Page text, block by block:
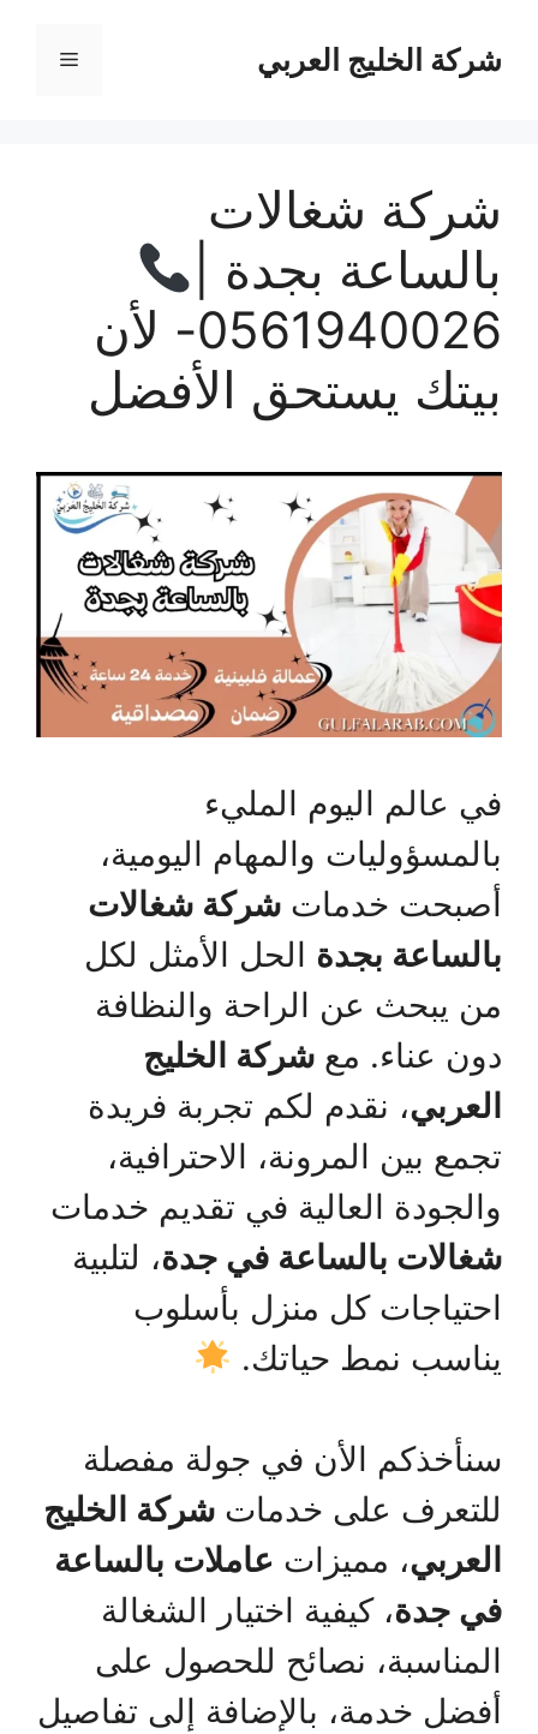
المحتوىشركة الخليج العربي القائمة
شركة شغالات
بالساعة بجدة |
0561940026- لأن
بيتك يستحق الأفضل
في عالم اليوم المليء
بالمسؤوليات والمهام اليومية،
أصبحت خدمات شركة شغالات
بالساعة بجدة الحل الأمثل لكل
من يبحث عن الراحة والنظافة
دون عناء. مع شركة الخليج
العربي، نقدم لكم تجربة فريدة
تجمع بين المرونة، الاحترافية،
والجودة العالية في تقديم خدمات
شغالات بالساعة في جدة، لتلبية
احتياجات كل منزل بأسلوب
يناسب نمط حياتك.
سنأخذكم الأن في جولة مفصلة
للتعرف على خدمات شركة الخليج
العربي، مميزات عاملات بالساعة
في جدة، كيفية اختيار الشغالة
المناسبة، نصائح للحصول على
أفضل خدمة، بالإضافة إلى تفاصيل